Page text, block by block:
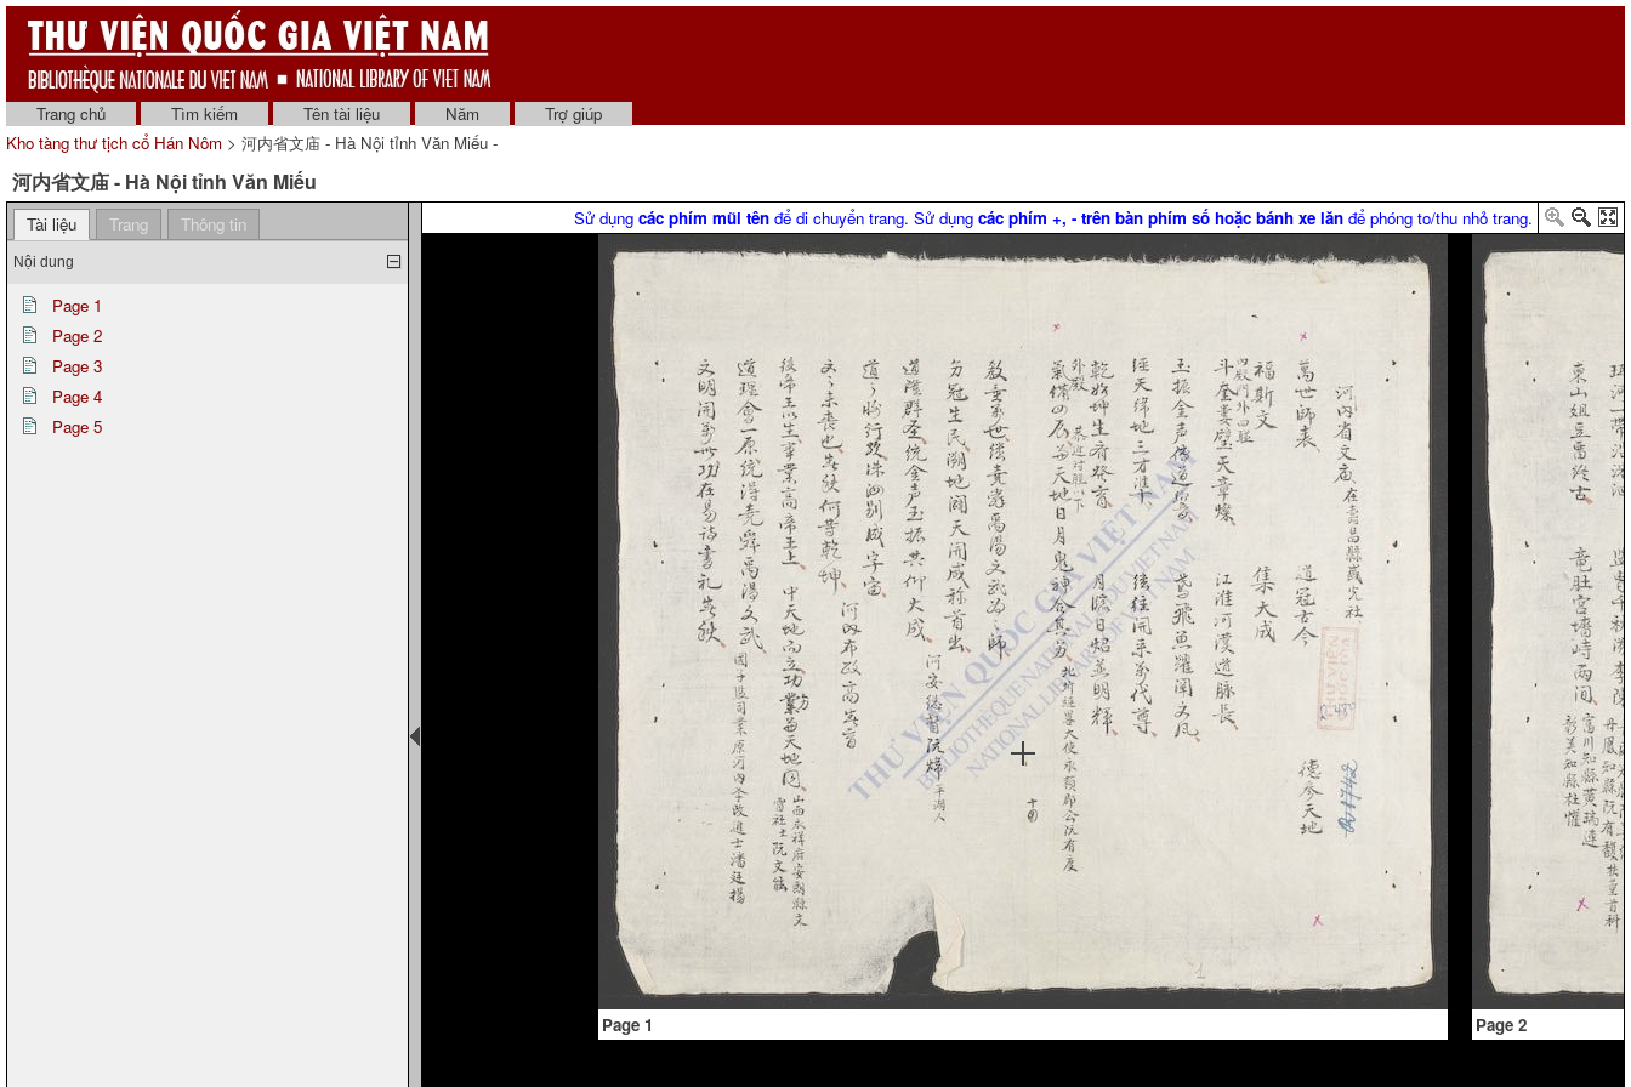
Trang chủ Tìm kiếm Tên tài liệu Năm
Trợ giúp
Kho tàng thư tịch cổ Hán Nôm > 河内省文庙 - Hà Nội tỉnh Văn Miếu -
河内省文庙 - Hà Nội tỉnh Văn Miếu
Tài liệu Trang Thông tin
Nội dung
Page 1
Page 2
Page 3
Page 4
Page 5
Sử dụng các phím mũi tên để di chuyển trang. Sử dụng các phím +, - trên bàn phím số hoặc bánh xe lăn để phóng to/thu nhỏ trang.
Page 1 Page 2